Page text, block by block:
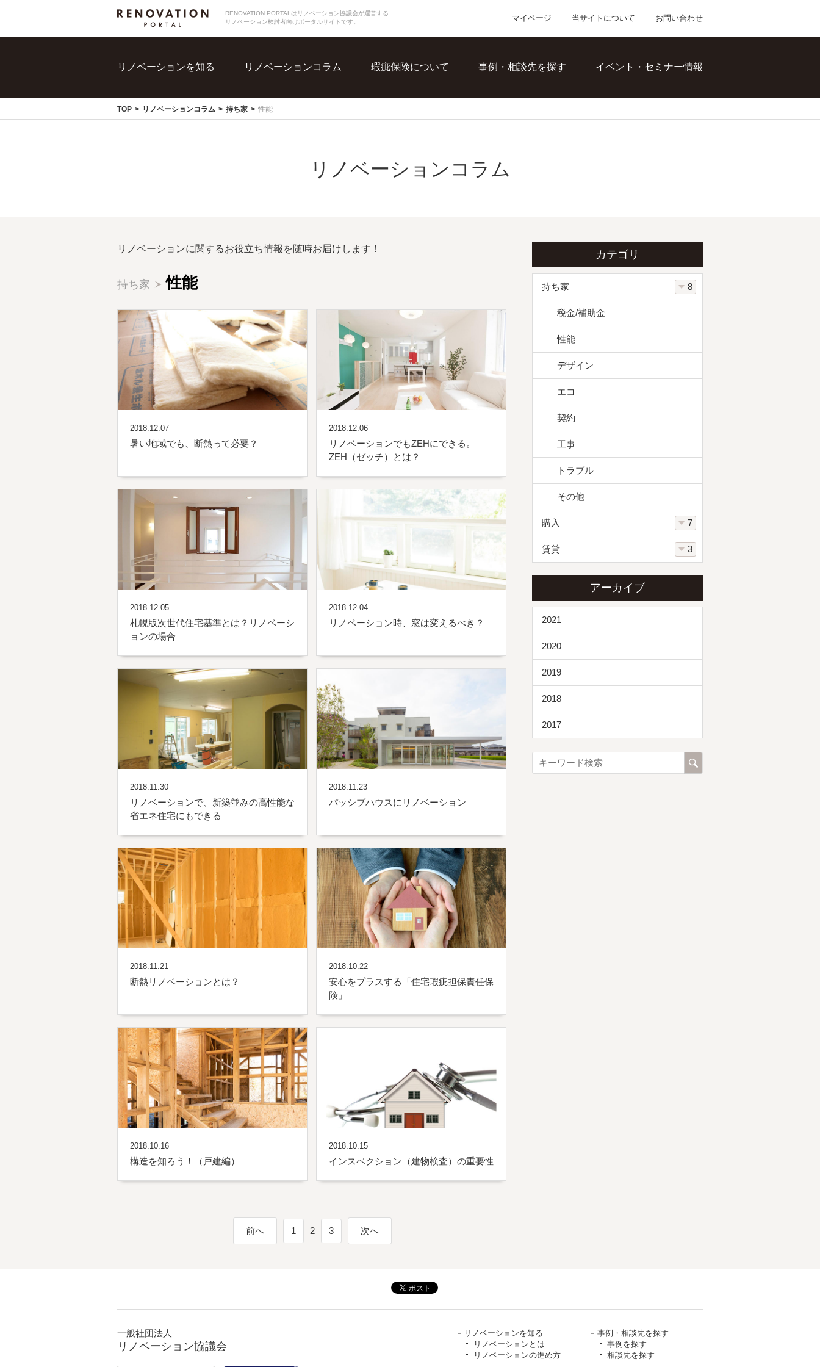
RENOVATION PORTALはリノベーション協議会が運営する
リノベーション検討者向けポータルサイトです。
マイページ 当サイトについて お問い合わせ
リノベーションを知る リノベーションコラム 瑕疵保険について 事例・相談先を探す イベント・セミナー情報
TOP リノベーションコラム 持ち家 性能
リノベーションコラム
カテゴリ
8
持ち家
税金/補助金
性能
デザイン
エコ
契約
工事
トラブル
その他
7
購入
3
賃貸
アーカイブ
2021
2020
2019
2018
2017
リノベーションに関するお役立ち情報を随時お届けします！
持ち家 性能
2018.12.07
暑い地域でも、断熱って必要？
2018.12.06
リノベーションでもZEHにできる。
ZEH（ゼッチ）とは？
2018.12.05
札幌版次世代住宅基準とは？リノベーシ
ョンの場合
2018.12.04
リノベーション時、窓は変えるべき？
2018.11.30
リノベーションで、新築並みの高性能な
省エネ住宅にもできる
2018.11.23
パッシブハウスにリノベーション
2018.11.21
断熱リノベーションとは？
2018.10.22
安心をプラスする「住宅瑕疵担保責任保
険」
2018.10.16
構造を知ろう！（戸建編）
2018.10.15
インスペクション（建物検査）の重要性
前へ 1 2 3 次へ
一般社団法人
リノベーション協議会
リノベーションを知る
リノベーションとは
リノベーションの進め方
事例・相談先を探す
事例を探す
相談先を探す